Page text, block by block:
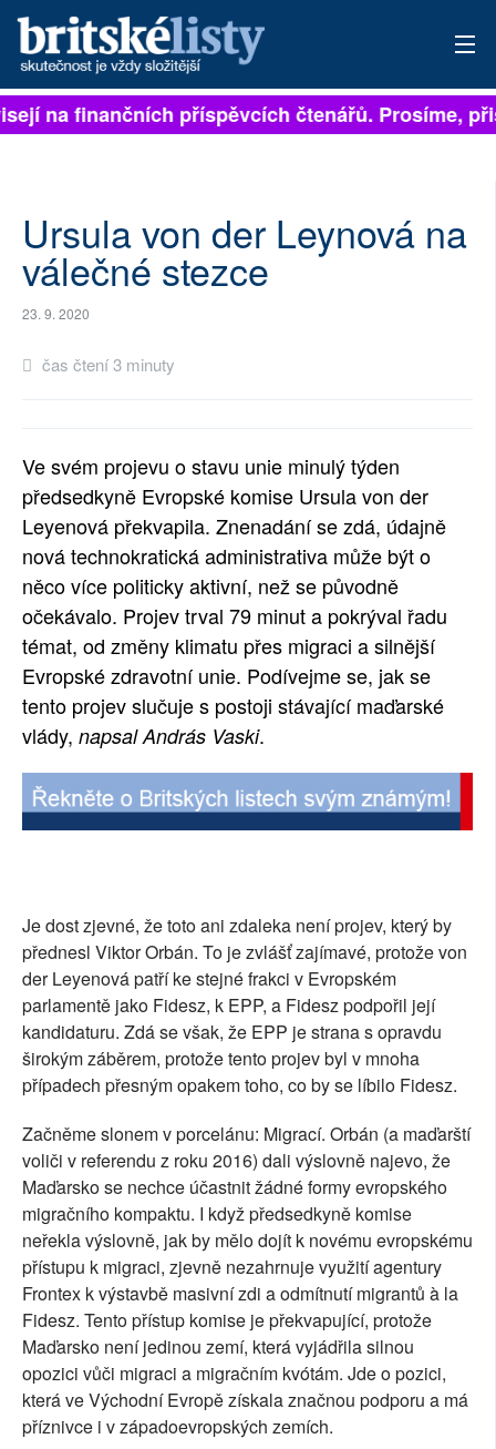
PŘIHLÁSIT
ARCHIV
ROZHOVORY
TÉMATA
NEJČTENĚJŠÍ ZA 7 DNÍ
PŘÍSPĚVKY NA PROVOZ
SOCIÁLNÍ SÍTĚ
RUBRIKY
PLNÁ VERZE STRÁNEK
na finančních příspěvcích čtenářů. Prosíme,
Ursula von der Leynová na
válečné stezce
23. 9. 2020
čas čtení 3 minuty
Ve svém projevu o stavu unie minulý týden
předsedkyně Evropské komise Ursula von der
Leyenová překvapila. Znenadání se zdá, údajně
nová technokratická administrativa může být o
něco více politicky aktivní, než se původně
očekávalo. Projev trval 79 minut a pokrýval řadu
témat, od změny klimatu přes migraci a silnější
Evropské zdravotní unie. Podívejme se, jak se
tento projev slučuje s postoji stávající maďarské
vlády, napsal András Vaski.
Je dost zjevné, že toto ani zdaleka není projev, který by
přednesl Viktor Orbán. To je zvlášť zajímavé, protože von
der Leyenová patří ke stejné frakci v Evropském
parlamentě jako Fidesz, k EPP, a Fidesz podpořil její
kandidaturu. Zdá se však, že EPP je strana s opravdu
širokým záběrem, protože tento projev byl v mnoha
případech přesným opakem toho, co by se líbilo Fidesz.
Začněme slonem v porcelánu: Migrací. Orbán (a maďarští
voliči v referendu z roku 2016) dali výslovně najevo, že
Maďarsko se nechce účastnit žádné formy evropského
migračního kompaktu. I když předsedkyně komise
neřekla výslovně, jak by mělo dojít k novému evropskému
přístupu k migraci, zjevně nezahrnuje využití agentury
Frontex k výstavbě masivní zdi a odmítnutí migrantů à la
Fidesz. Tento přístup komise je překvapující, protože
Maďarsko není jedinou zemí, která vyjádřila silnou
opozici vůči migraci a migračním kvótám. Jde o pozici,
která ve Východní Evropě získala značnou podporu a má
příznivce i v západoevropských zemích.